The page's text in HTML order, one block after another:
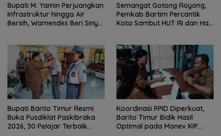
Bupati M. Yamin Perjuangkan
Infrastruktur hingga Air
Bersih, Wamendes Beri Sinyal
Semangat Gotong Royong,
Pemkab Bartim Percantik
Kota Sambut HUT RI dan Hari
Bupati Barito Timur Resmi
Buka Pusdiklat Paskibraka
2026, 30 Pelajar Terbaik
Koordinasi PPID Diperkuat,
Barito Timur Bidik Hasil
Optimal pada Monev KIP